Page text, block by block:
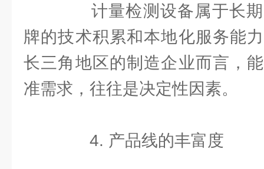
计量检测设备属于长期
牌的技术积累和本地化服务能
长三角地区的制造企业而言，
准需求，往往是决定性因素。
4. 产品线的丰富度